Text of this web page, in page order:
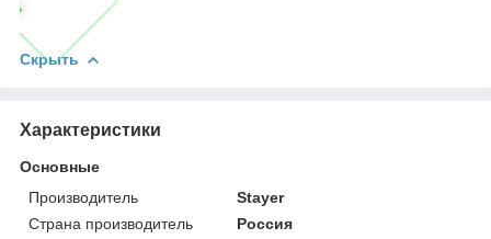
Скрыть
Характеристики
Основные
Производитель
Stayer
Страна производитель
Россия